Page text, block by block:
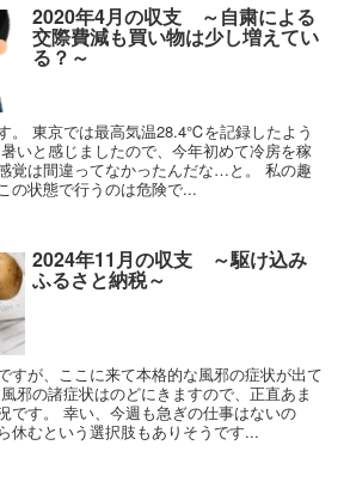
2020年4月の収支 ～自粛による
交際費減も買い物は少し増えてい
る？～
。 東京では最高気温28.4℃を記録したよう
いと感じましたので、今年初めて冷房を稼
覚は間違ってなかったんだな…と。 私の趣
の状態で行うのは危険で...
2024年11月の収支 ～駆け込み
ふるさと納税～
すが、ここに来て本格的な風邪の症状が出て
邪の諸症状はのどにきますので、正直あま
です。 幸い、今週も急ぎの仕事はないの
休むという選択肢もありそうです...